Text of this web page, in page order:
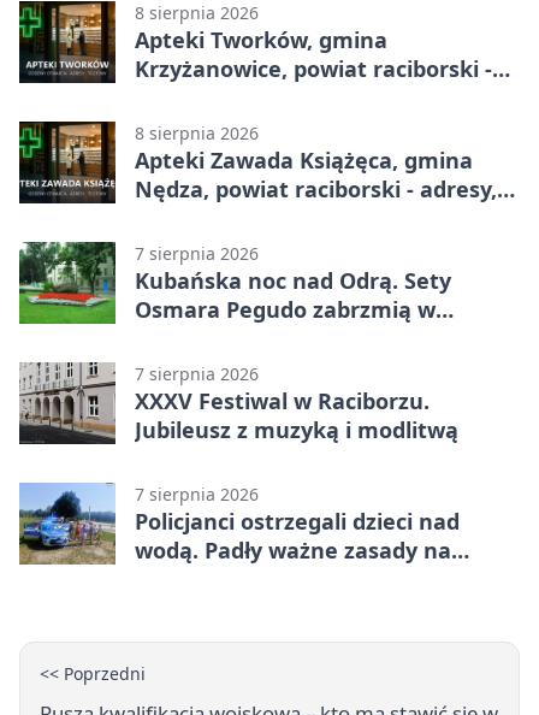
8 sierpnia 2026
Apteki Tworków, gmina
Krzyżanowice, powiat raciborski -
8 sierpnia 2026
Apteki Zawada Książęca, gmina
Nędza, powiat raciborski - adresy,
7 sierpnia 2026
Kubańska noc nad Odrą. Sety
Osmara Pegudo zabrzmią w
7 sierpnia 2026
XXXV Festiwal w Raciborzu.
Jubileusz z muzyką i modlitwą
7 sierpnia 2026
Policjanci ostrzegali dzieci nad
wodą. Padły ważne zasady na
<< Poprzedni